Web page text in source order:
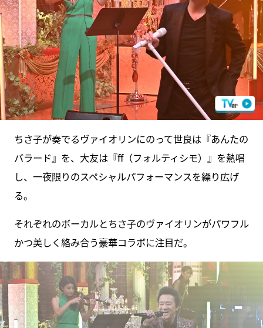
ちさ子が奏でるヴァイオリンにのって世良は『あんたの
バラード』を、大友は『ff（フォルティシモ）』を熱唱
し、一夜限りのスペシャルパフォーマンスを繰り広げ
る。
それぞれのボーカルとちさ子のヴァイオリンがパワフル
かつ美しく絡み合う豪華コラボに注目だ。